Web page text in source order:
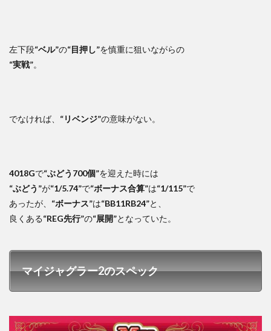
左下段“ベル”の“目押し”を慎重に狙いながらの
“実戦”。
でなければ、 “リベンジ”の意味がない。
4018Gで“ぶどう700個”を迎えた時には
“ぶどう”が“1/5.74”で“ボーナス合算”は“1/115”で
あったが、 “ボーナス”は“BB11RB24”と、
良くある“REG先行”の“展開”となっていた。
マイジャグラー2のスペック